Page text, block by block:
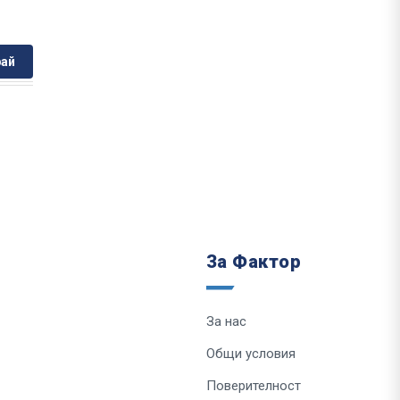
За Фактор
За нас
Общи условия
Поверителност